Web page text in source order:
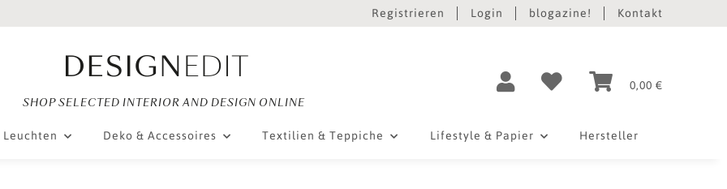
Registrieren Login blogazine! Kontakt
SHOP SELECTED INTERIOR AND DESIGN ONLINE
0,00 €
Leuchten Deko & Accessoires Textilien & Teppiche Lifestyle & Papier Hersteller